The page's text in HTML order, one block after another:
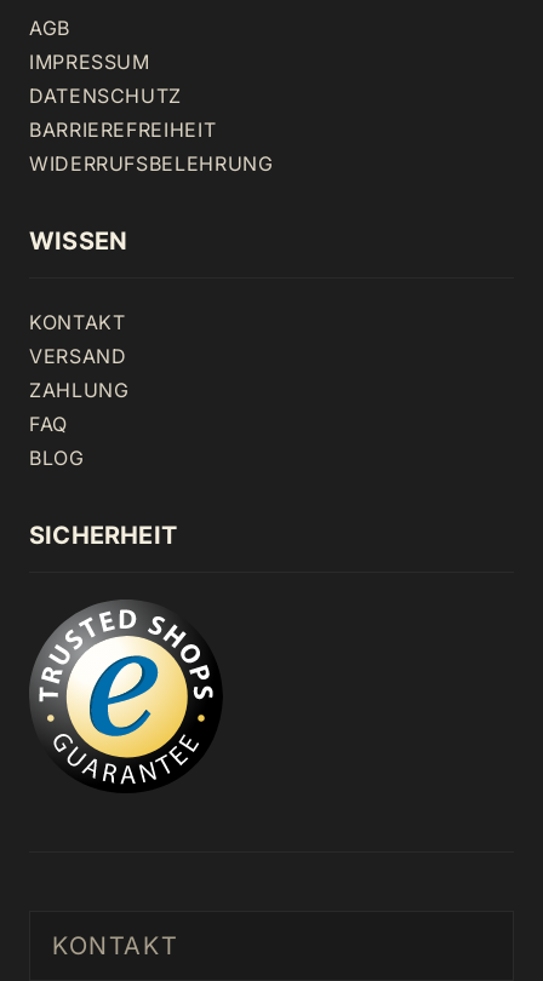
AGB
IMPRESSUM
DATENSCHUTZ
BARRIEREFREIHEIT
WIDERRUFSBELEHRUNG
WISSEN
KONTAKT
VERSAND
ZAHLUNG
FAQ
BLOG
SICHERHEIT
KONTAKT